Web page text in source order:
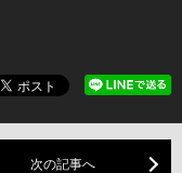
次の記事へ